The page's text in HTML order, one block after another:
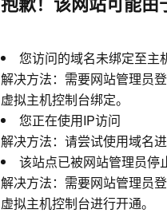
您访问的域名未绑定至主
解决方法：需要网站管理员
虚拟主机控制台绑定。
您正在使用IP访问
解决方法：请尝试使用域名进
该站点已被网站管理员停
解决方法：需要网站管理员
虚拟主机控制台进行开通。